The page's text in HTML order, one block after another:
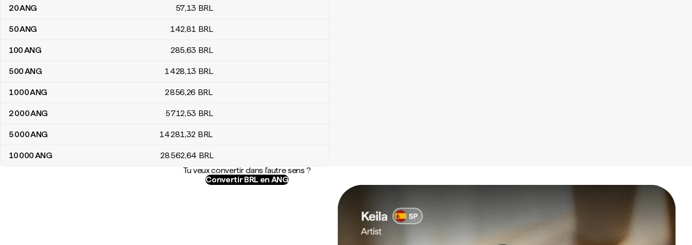
20ANG 57,13 BRL
50ANG 142,81 BRL
100ANG 285,63 BRL
500ANG 1 428,13 BRL
1 000ANG 2 856,26 BRL
2 000ANG 5 712,53 BRL
5 000ANG 14 281,32 BRL
10 000ANG 28 562,64 BRL
Tu veux convertir dans l'autre sens ?
Convertir BRL en ANG